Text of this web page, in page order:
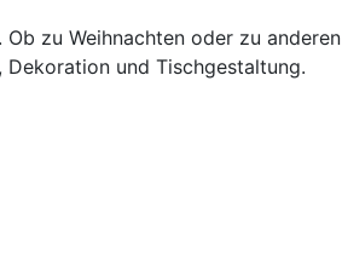
zu Weihnachten oder zu anderen
und Tischgestaltung.